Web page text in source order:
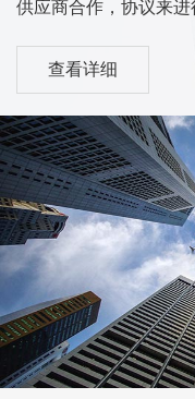
供应商合作，协议来
实现销售和服务的业
他们需要与客户进行沟
适合的收银系统解决
应商保持密切的合作关
查看详细